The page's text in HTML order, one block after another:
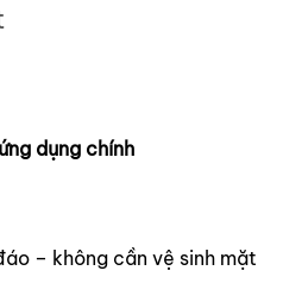
dụng chính
– không cần vệ sinh mặt